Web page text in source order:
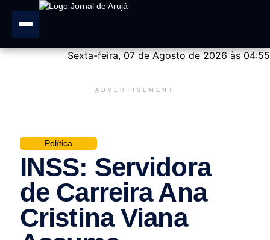
Sexta-feira, 07 de Agosto de 2026 às 04:55
ADVERTISEMENT
Política
INSS: Servidora
de Carreira Ana
Cristina Viana